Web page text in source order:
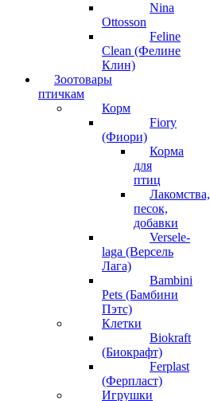
Nina
Ottosson
Feline
Clean (Фелине
Клин)
Зоотовары
птичкам
Корм
Fiory
(Фиори)
Корма
для
птиц
Лакомства,
песок,
добавки
Versele-
laga (Версель
Лага)
Bambini
Pets (Бамбини
Пэтс)
Клетки
Biokraft
(Биокрафт)
Ferplast
(Ферпласт)
Игрушки